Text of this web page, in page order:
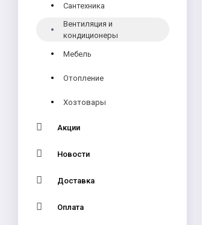
Сантехника
Вентиляция и
кондиционеры
Мебель
Отопление
Хозтовары
Акции
Новости
Доставка
Оплата